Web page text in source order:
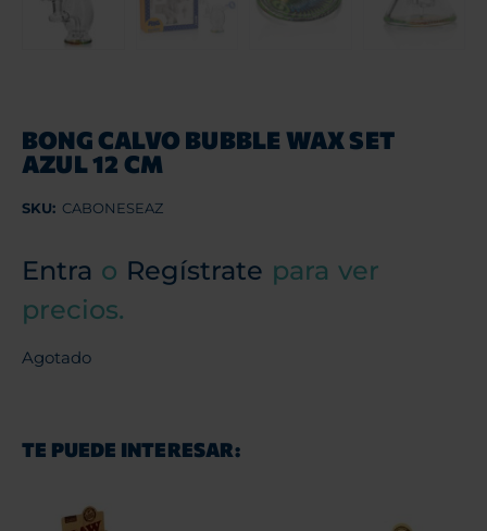
BONG CALVO BUBBLE WAX SET
AZUL 12 CM
SKU: CABONESEAZ
Entra o Regístrate para ver
precios.
Agotado
TE PUEDE INTERESAR: